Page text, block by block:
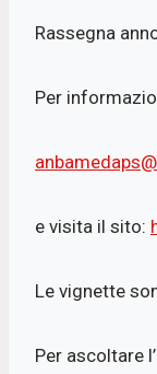
Rassegna
Per
e visita il sito:
Le vignette
Per ascoltare